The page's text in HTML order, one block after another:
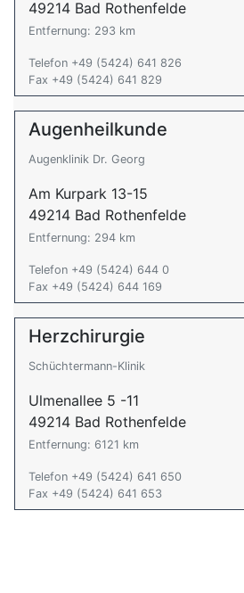
49214 Bad Rothenfelde
Entfernung: 293 km
Telefon +49 (5424) 641 826
Fax +49 (5424) 641 829
Augenheilkunde
Augenklinik Dr. Georg
Am Kurpark 13-15
49214 Bad Rothenfelde
Entfernung: 294 km
Telefon +49 (5424) 644 0
Fax +49 (5424) 644 169
Herzchirurgie
Schüchtermann-Klinik
Ulmenallee 5 -11
49214 Bad Rothenfelde
Entfernung: 6121 km
Telefon +49 (5424) 641 650
Fax +49 (5424) 641 653